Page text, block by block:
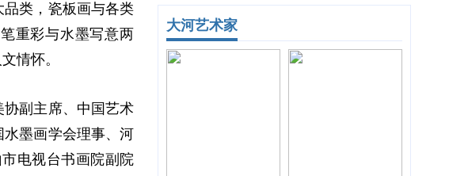
类，瓷板画与各类
重彩与水墨写意两
情怀。
副主席、中国艺术
墨画学会理事、河
电视台书画院副院
大河艺术家